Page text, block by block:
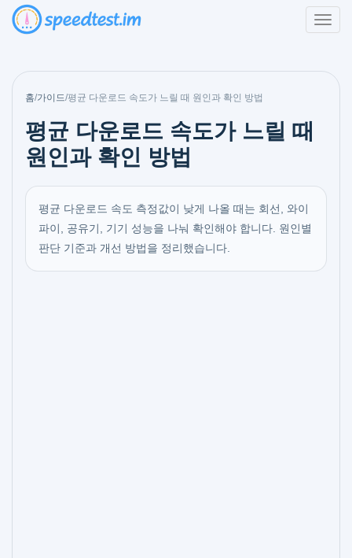
홈/가이드/평균 다운로드 속도가 느릴 때 원인과 확인 방법
평균 다운로드 속도가 느릴 때
원인과 확인 방법
평균 다운로드 속도 측정값이 낮게 나올 때는 회선, 와이
파이, 공유기, 기기 성능을 나눠 확인해야 합니다. 원인별
판단 기준과 개선 방법을 정리했습니다.